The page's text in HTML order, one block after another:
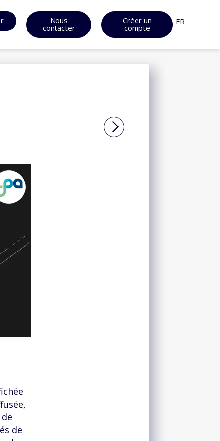
Nous
contacter
Créer un
compte
FR
de